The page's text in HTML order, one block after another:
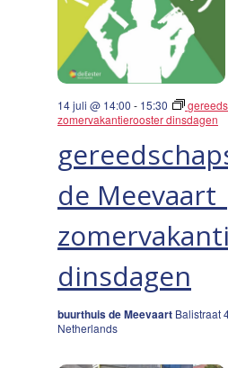
de Meevaart
dinsdagen
14 juli @ 14:00 - 15:30
zomervakantierooster dinsdagen
buurthuis de Meevaart Balistraat
Netherlands